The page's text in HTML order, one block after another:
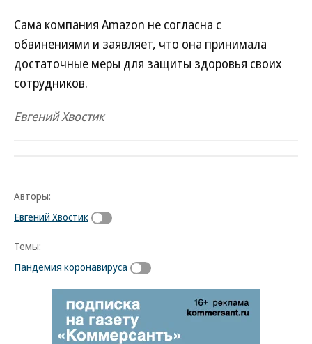
Сама компания Amazon не согласна с
обвинениями и заявляет, что она принимала
достаточные меры для защиты здоровья своих
сотрудников.
Евгений Хвостик
Авторы:
Евгений Хвостик
Темы:
Пандемия коронавируса